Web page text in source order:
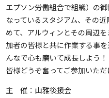
エプソン労働組合で組織）の
なっているスタジアム、その
めて、アルウィンとその周辺
加者の皆様と共に作業する事
んなで心も磨いて成長しよう！
皆様どうぞ奮ってご参加いただ
主 催：山雅後援会